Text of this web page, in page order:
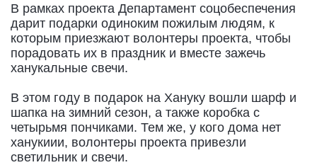
В рамках проекта Департамент соцобеспечения
дарит подарки одиноким пожилым людям, к
которым приезжают волонтеры проекта, чтобы
порадовать их в праздник и вместе зажечь
ханукальные свечи.
В этом году в подарок на Хануку вошли шарф и
шапка на зимний сезон, а также коробка с
четырьмя пончиками. Тем же, у кого дома нет
ханукиии, волонтеры проекта привезли
светильник и свечи.